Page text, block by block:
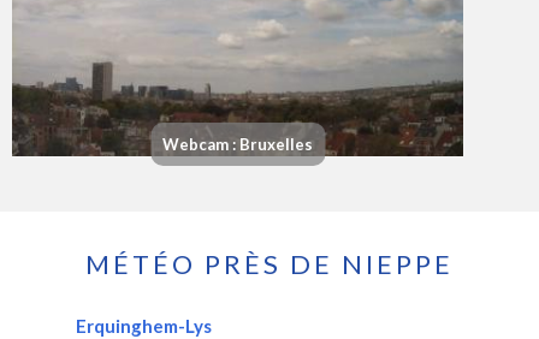
Webcam : Bruxelles
MÉTÉO PRÈS DE NIEPPE
Erquinghem-Lys